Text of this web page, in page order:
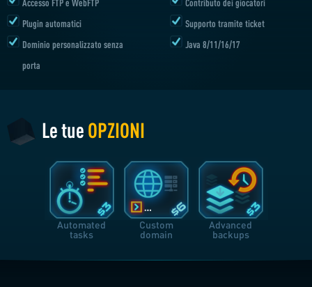
1 MESE
$9.00
2 MESI
8.55
-5%
3 MESI
$
$7.65
/MESE
Le tue OPZIONI
Automated
tasks
Custom
domain
Advanced
backups